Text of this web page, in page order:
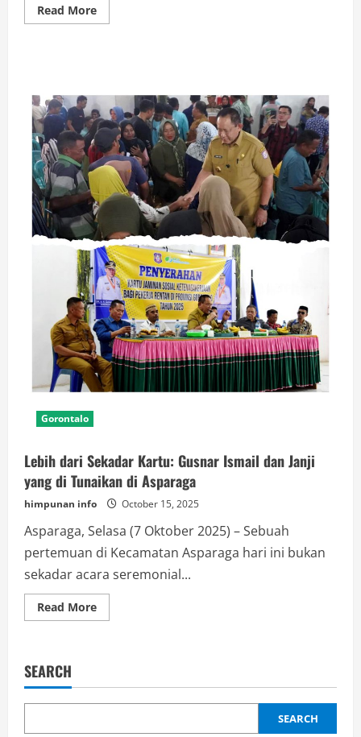
Read MoreRead
more
Dembe
I
Rasakan
Keajaiban
Ramadan
Gorontalo
Lebih dari Sekadar Kartu: Gusnar Ismail dan Janji
yang di Tunaikan di Asparaga
himpunan info October 15, 2025
Asparaga, Selasa (7 Oktober 2025) – Sebuah
pertemuan di Kecamatan Asparaga hari ini bukan
sekadar acara seremonial...
Read MoreRead
more
Gusnar
dan
yang
SEARCH
SEARCH